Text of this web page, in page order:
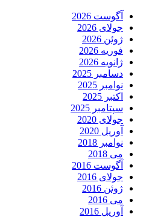
آگوست 2026
جولای 2026
ژوئن 2026
فوریه 2026
ژانویه 2026
دسامبر 2025
نوامبر 2025
اکتبر 2025
سپتامبر 2025
جولای 2020
آوریل 2020
نوامبر 2018
می 2018
آگوست 2016
جولای 2016
ژوئن 2016
می 2016
آوریل 2016